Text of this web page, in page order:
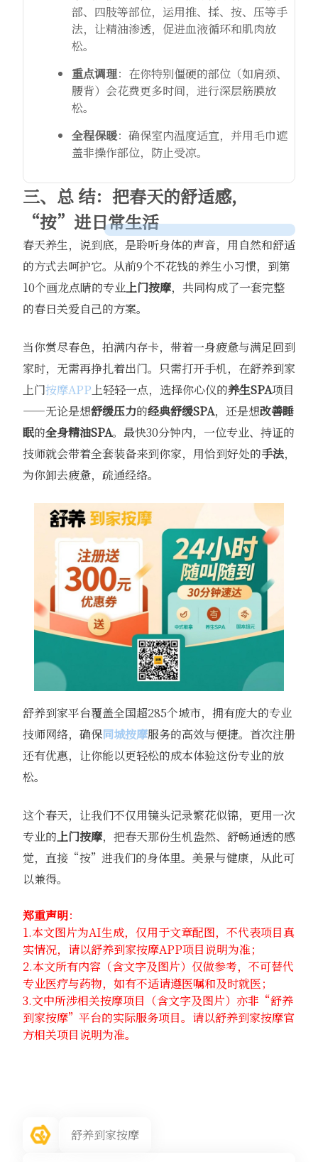
部、四肢等部位，运用推、揉、按、压等手
法，让精油渗透，促进血液循环和肌肉放
松。
重点调理：在你特别僵硬的部位（如肩颈、
腰背）会花费更多时间，进行深层筋膜放
松。
全程保暖：确保室内温度适宜，并用毛巾遮
盖非操作部位，防止受凉。
三、总 结：把春天的舒适感，
“按”进日常生活
春天养生，说到底，是聆听身体的声音，用自然和舒适
的方式去呵护它。从前9个不花钱的养生小习惯，到第
10个画龙点睛的专业上门按摩，共同构成了一套完整
的春日关爱自己的方案。
当你赏尽春色，拍满内存卡，带着一身疲惫与满足回到
家时，无需再挣扎着出门。只需打开手机，在舒养到家
上门按摩APP 上轻轻一点，选择你心仪的养生SPA项目
——无论是想舒缓压力的经典舒缓SPA，还是想改善睡
眠的全身精油SPA。最快30分钟内，一位专业、持证的
技师就会带着全套装备来到你家，用恰到好处的手法，
为你卸去疲惫，疏通经络。
舒养到家平台覆盖全国超285个城市，拥有庞大的专业
技师网络，确保同城按摩服务的高效与便捷。首次注册
还有优惠，让你能以更轻松的成本体验这份专业的放
松。
这个春天，让我们不仅用镜头记录繁花似锦，更用一次
专业的 上门按摩，把春天那份生机盎然、舒畅通透的感
觉，直接“按”进我们的身体里。美景与健康，从此可
以兼得。
郑重声明：
1.本文图片为AI生成，仅用于文章配图，不代表项目真
实情况，请以舒养到家按摩APP项目说明为准；
2.本文所有内容（含文字及图片）仅做参考，不可替代
专业医疗与药物，如有不适请遵医嘱和及时就医；
3.文中所涉相关按摩项目（含文字及图片）亦非“舒养
到家按摩”平台的实际服务项目。请以舒养到家按摩官
方相关项目说明为准。
舒养到家按摩